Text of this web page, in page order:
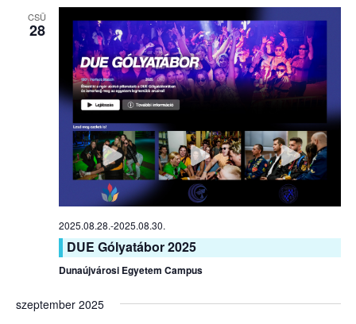
CSÜ
28
2025.08.28.-2025.08.30.
DUE Gólyatábor 2025
Dunaújvárosi Egyetem Campus
szeptember 2025